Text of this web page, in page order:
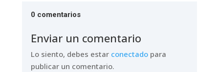
0 comentarios
Enviar un comentario
Lo siento, debes estar conectadopara
publicar un comentario.